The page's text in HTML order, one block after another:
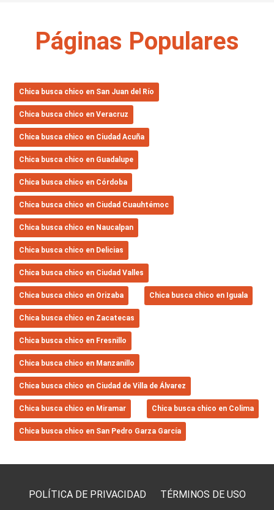
Páginas Populares
Сhica busca chico en San Juan del Río
Сhica busca chico en Veracruz
Сhica busca chico en Ciudad Acuña
Сhica busca chico en Guadalupe
Сhica busca chico en Córdoba
Сhica busca chico en Ciudad Cuauhtémoc
Сhica busca chico en Naucalpan
Сhica busca chico en Delicias
Сhica busca chico en Ciudad Valles
Сhica busca chico en Orizaba Сhica busca chico en Iguala
Сhica busca chico en Zacatecas
Сhica busca chico en Fresnillo
Сhica busca chico en Manzanillo
Сhica busca chico en Ciudad de Villa de Álvarez
Сhica busca chico en Miramar Сhica busca chico en Colima
Сhica busca chico en San Pedro Garza García
POLÍTICA DE PRIVACIDAD TÉRMINOS DE USO